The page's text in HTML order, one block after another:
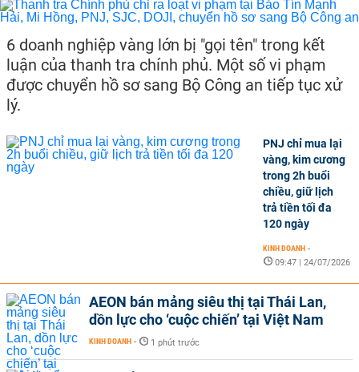
6 doanh nghiệp vàng lớn bị "gọi tên" trong kết
luận của thanh tra chính phủ. Một số vi phạm
được chuyển hồ sơ sang Bộ Công an tiếp tục xử
lý.
PNJ chỉ mua lại
vàng, kim cương
trong 2h buổi
chiều, giữ lịch
trả tiền tối đa
120 ngày
KINH DOANH -
09:47 | 24/07/2026
AEON bán mảng siêu thị tại Thái Lan,
dồn lực cho ‘cuộc chiến’ tại Việt Nam
KINH DOANH - 1 phút trước